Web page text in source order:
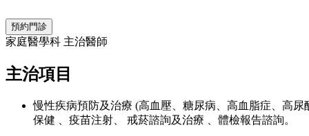
預約門診
家庭醫學科 主治醫師
主治項目
慢性疾病預防及治療 (高血壓、糖尿病、高血脂症、高
保健 、疫苗注射、 戒菸諮詢及治療 、體檢報告諮詢。